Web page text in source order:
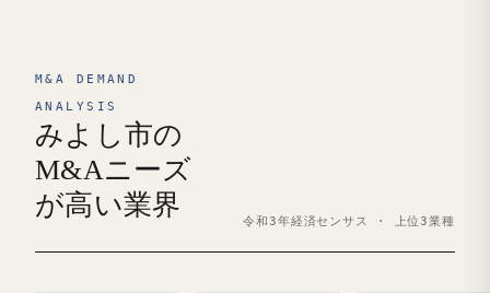
M&A DEMAND
ANALYSIS
みよし市の
M&Aニーズ
が高い業界
令和3年経済センサス · 上位3業種